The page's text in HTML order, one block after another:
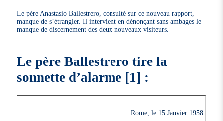
Le père Anastasio Ballestrero, consulté sur ce nouveau rapport,
manque de s’étrangler. Il intervient en dénonçant sans ambages le
manque de discernement des deux nouveaux visiteurs.
Le père Ballestrero tire la
sonnette d’alarme [1] :
Rome, le 15 Janvier 1958